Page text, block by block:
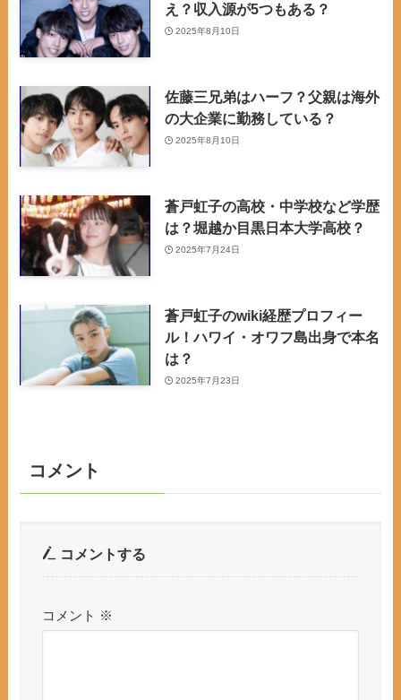
え？収入源が5つもある？
2025年8月10日
佐藤三兄弟はハーフ？父親は海外
の大企業に勤務している？
2025年8月10日
蒼戸虹子の高校・中学校など学歴
は？堀越か目黒日本大学高校？
2025年7月24日
蒼戸虹子のwiki経歴プロフィー
ル！ハワイ・オワフ島出身で本名
は？
2025年7月23日
コメント
コメントする
コメント ※